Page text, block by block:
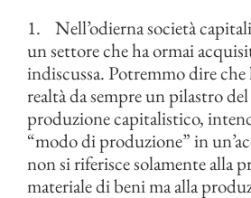
1. Nell’odierna società
un settore che ha ormai
indiscussa. Potremmo dire che
realtà da sempre un pilastro
produzione capitalistico,
“modo di produzione” in
non si riferisce solamente alla
materiale di beni ma alla